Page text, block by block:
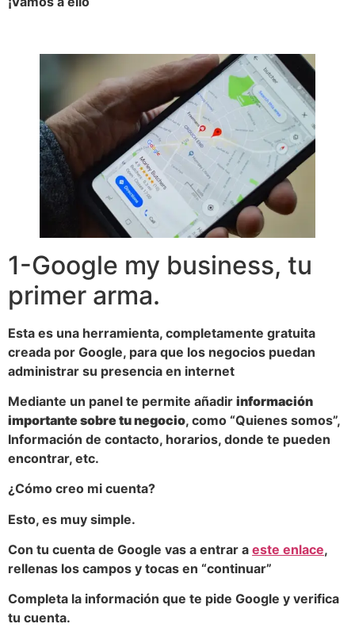
1-Google my business, tu
primer arma.
Esta es una herramienta, completamente gratuita
creada por Google, para que los negocios puedan
administrar su presencia en internet
Mediante un panel te permite añadir información
importante sobre tu negocio, como “Quienes somos”,
Información de contacto, horarios, donde te pueden
encontrar, etc.
¿Cómo creo mi cuenta?
Esto, es muy simple.
Con tu cuenta de Google vas a entrar a este enlace,
rellenas los campos y tocas en “continuar”
Completa la información que te pide Google y verifica
tu cuenta.